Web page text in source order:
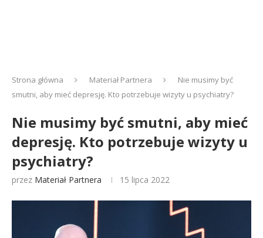
Strona główna Materiał Partnera
Nie musimy być
smutni, aby mieć depresję. Kto potrzebuje wizyty u psychiatry?
Nie musimy być smutni, aby mieć
depresję. Kto potrzebuje wizyty u
psychiatry?
przez Materiał Partnera 15 lipca 2022